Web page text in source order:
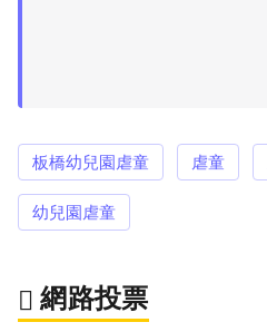
板橋幼兒園虐童 虐童
幼兒園虐童
網路投票